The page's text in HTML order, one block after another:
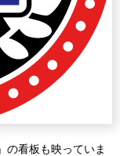
の看板も映っていま